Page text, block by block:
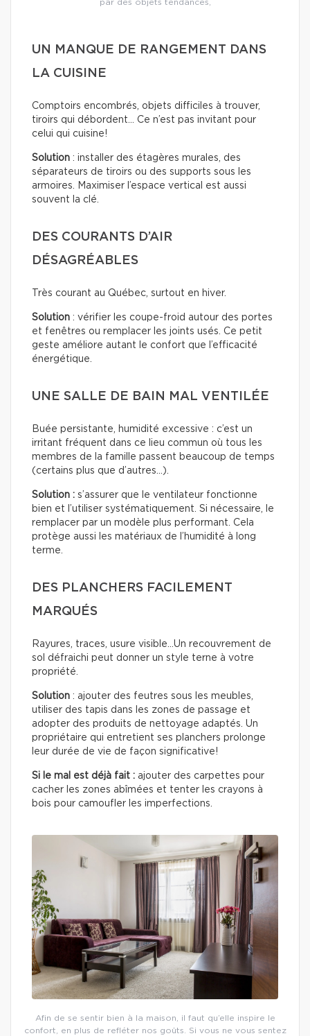
par des objets tendances,
UN MANQUE DE RANGEMENT DANS
LA CUISINE
Comptoirs encombrés, objets difficiles à trouver,
tiroirs qui débordent… Ce n’est pas invitant pour
celui qui cuisine!
Solution : installer des étagères murales, des
séparateurs de tiroirs ou des supports sous les
armoires. Maximiser l’espace vertical est aussi
souvent la clé.
DES COURANTS D’AIR
DÉSAGRÉABLES
Très courant au Québec, surtout en hiver.
Solution : vérifier les coupe-froid autour des portes
et fenêtres ou remplacer les joints usés. Ce petit
geste améliore autant le confort que l’efficacité
énergétique.
UNE SALLE DE BAIN MAL VENTILÉE
Buée persistante, humidité excessive : c’est un
irritant fréquent dans ce lieu commun où tous les
membres de la famille passent beaucoup de temps
(certains plus que d’autres…).
Solution : s’assurer que le ventilateur fonctionne
bien et l’utiliser systématiquement. Si nécessaire, le
remplacer par un modèle plus performant. Cela
protège aussi les matériaux de l’humidité à long
terme.
DES PLANCHERS FACILEMENT
MARQUÉS
Rayures, traces, usure visible…Un recouvrement de
sol défraichi peut donner un style terne à votre
propriété.
Solution : ajouter des feutres sous les meubles,
utiliser des tapis dans les zones de passage et
adopter des produits de nettoyage adaptés. Un
propriétaire qui entretient ses planchers prolonge
leur durée de vie de façon significative!
Si le mal est déjà fait : ajouter des carpettes pour
cacher les zones abîmées et tenter les crayons à
bois pour camoufler les imperfections.
Afin de se sentir bien à la maison, il faut qu’elle inspire le
confort, en plus de refléter nos goûts. Si vous ne vous sentez